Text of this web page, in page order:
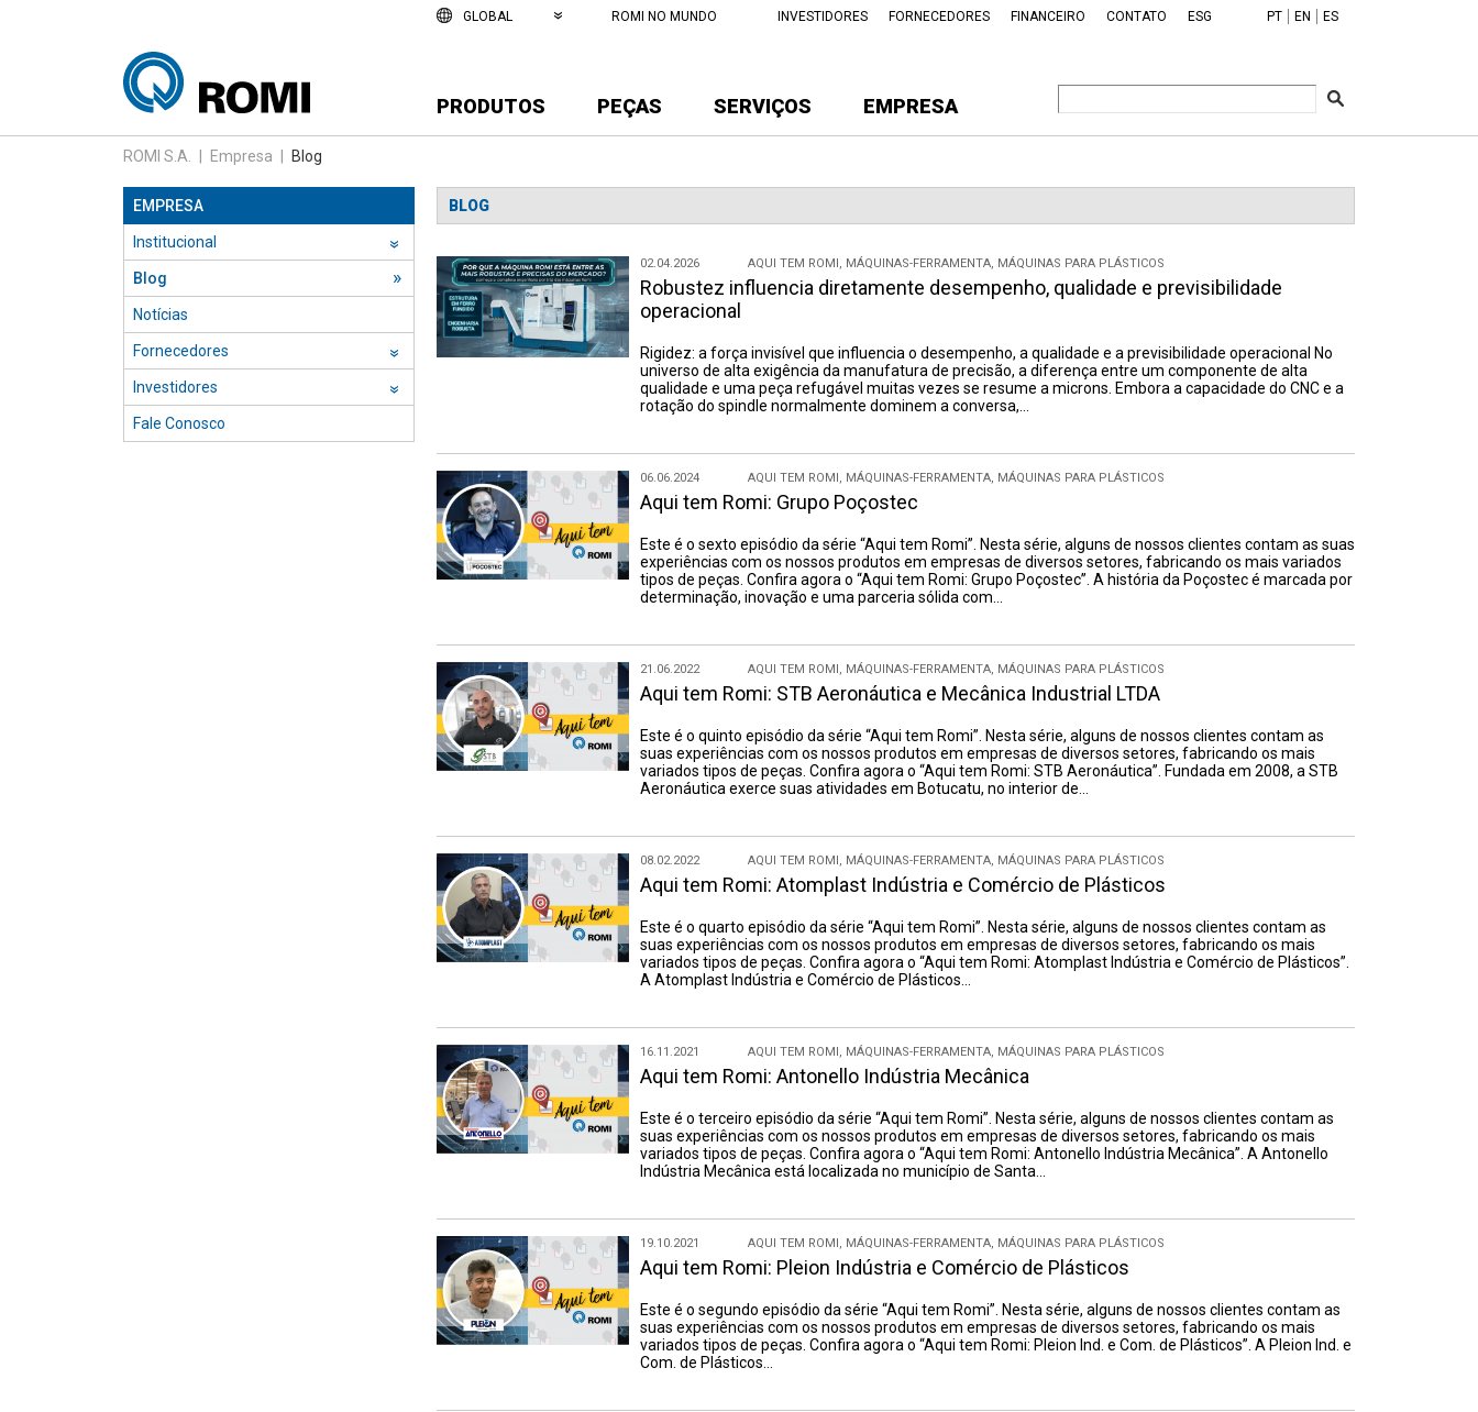
GLOBAL ROMI NO MUNDO INVESTIDORES FORNECEDORES FINANCEIRO CONTATO ESG PT EN ES
PRODUTOS PEÇAS SERVIÇOS EMPRESA
ROMI S.A. Empresa Blog
EMPRESA
Institucional ››
Blog
Notícias
Fornecedores ››
Investidores ››
Fale Conosco
BLOG
02.04.2026 AQUI TEM ROMI, MÁQUINAS-FERRAMENTA, MÁQUINAS PARA PLÁSTICOS
Robustez influencia diretamente desempenho, qualidade e previsibilidade
operacional
Rigidez: a força invisível que influencia o desempenho, a qualidade e a previsibilidade operacional No
universo de alta exigência da manufatura de precisão, a diferença entre um componente de alta
qualidade e uma peça refugável muitas vezes se resume a microns. Embora a capacidade do CNC e a
rotação do spindle normalmente dominem a conversa,…
06.06.2024 AQUI TEM ROMI, MÁQUINAS-FERRAMENTA, MÁQUINAS PARA PLÁSTICOS
Aqui tem Romi: Grupo Poçostec
Este é o sexto episódio da série “Aqui tem Romi”. Nesta série, alguns de nossos clientes contam as suas
experiências com os nossos produtos em empresas de diversos setores, fabricando os mais variados
tipos de peças. Confira agora o “Aqui tem Romi: Grupo Poçostec”. A história da Poçostec é marcada por
determinação, inovação e uma parceria sólida com…
21.06.2022 AQUI TEM ROMI, MÁQUINAS-FERRAMENTA, MÁQUINAS PARA PLÁSTICOS
Aqui tem Romi: STB Aeronáutica e Mecânica Industrial LTDA
Este é o quinto episódio da série “Aqui tem Romi”. Nesta série, alguns de nossos clientes contam as
suas experiências com os nossos produtos em empresas de diversos setores, fabricando os mais
variados tipos de peças. Confira agora o “Aqui tem Romi: STB Aeronáutica”. Fundada em 2008, a STB
Aeronáutica exerce suas atividades em Botucatu, no interior de…
08.02.2022 AQUI TEM ROMI, MÁQUINAS-FERRAMENTA, MÁQUINAS PARA PLÁSTICOS
Aqui tem Romi: Atomplast Indústria e Comércio de Plásticos
Este é o quarto episódio da série “Aqui tem Romi”. Nesta série, alguns de nossos clientes contam as
suas experiências com os nossos produtos em empresas de diversos setores, fabricando os mais
variados tipos de peças. Confira agora o “Aqui tem Romi: Atomplast Indústria e Comércio de Plásticos”.
A Atomplast Indústria e Comércio de Plásticos…
16.11.2021 AQUI TEM ROMI, MÁQUINAS-FERRAMENTA, MÁQUINAS PARA PLÁSTICOS
Aqui tem Romi: Antonello Indústria Mecânica
Este é o terceiro episódio da série “Aqui tem Romi”. Nesta série, alguns de nossos clientes contam as
suas experiências com os nossos produtos em empresas de diversos setores, fabricando os mais
variados tipos de peças. Confira agora o “Aqui tem Romi: Antonello Indústria Mecânica”. A Antonello
Indústria Mecânica está localizada no município de Santa…
19.10.2021 AQUI TEM ROMI, MÁQUINAS-FERRAMENTA, MÁQUINAS PARA PLÁSTICOS
Aqui tem Romi: Pleion Indústria e Comércio de Plásticos
Este é o segundo episódio da série “Aqui tem Romi”. Nesta série, alguns de nossos clientes contam as
suas experiências com os nossos produtos em empresas de diversos setores, fabricando os mais
variados tipos de peças. Confira agora o “Aqui tem Romi: Pleion Ind. e Com. de Plásticos”. A Pleion Ind. e
Com. de Plásticos…